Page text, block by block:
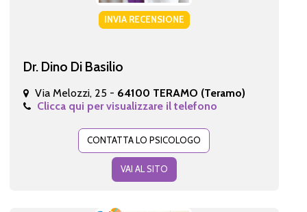
INVIA RECENSIONE
Dr. Dino Di Basilio
Via Melozzi, 25 - 64100 TERAMO (Teramo)
Clicca qui per visualizzare il telefono
CONTATTA LO PSICOLOGO
VAI AL SITO